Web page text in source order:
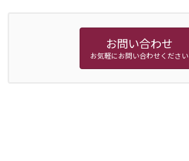
お問い合わせ
お気軽にお問い合わせください